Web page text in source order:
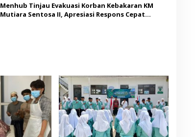
Menhub Tinjau Evakuasi Korban Kebakaran KM
Mutiara Sentosa II, Apresiasi Respons Cepat